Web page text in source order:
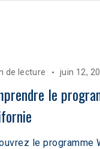
de lecture juin 12,
le
le programme